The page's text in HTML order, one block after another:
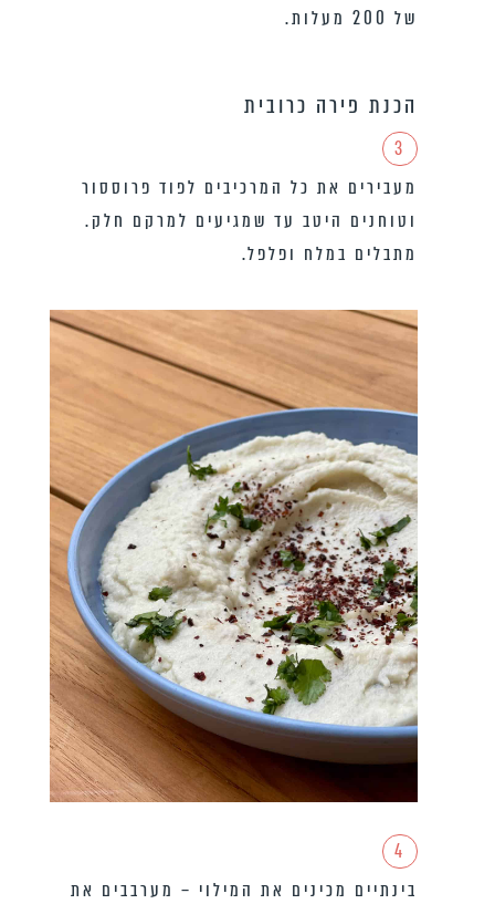
של 200 מעלות.
הכנת פירה כרובית
3
מעבירים את כל המרכיבים לפוד פרוססור
וטוחנים היטב עד שמגיעים למרקם חלק.
מתבלים במלח ופלפל.
4
בינתיים מכינים את המילוי – מערבבים את